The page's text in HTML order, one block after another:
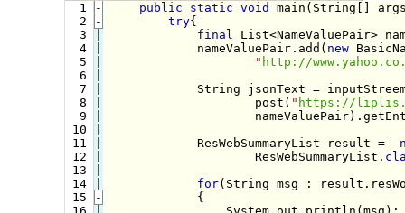
  1
  2
  3
  4
  5
  6
  7
  8
  9
10
11
12
13
14
15
-
-
-
public static void main(String[]
try{
final List<NameValuePair>
            nameValuePair.add(
new
" http://
String jsonText =
                    post(
" https://
            ResWebSummaryList result =
                    ResWebSummaryList.
for(String msg :
            {